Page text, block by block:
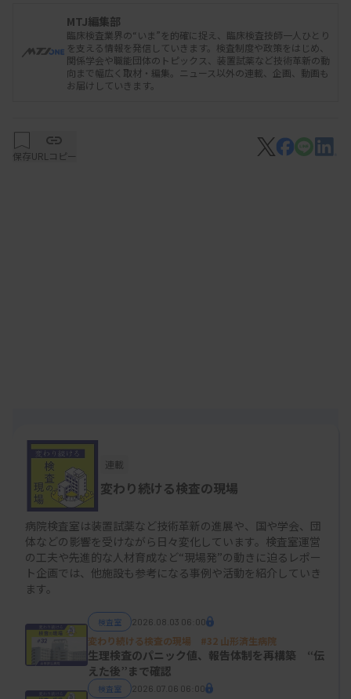
り、通称「K-CHAP」。ケチャップと読む。会長を
熊本大学大学院循環器内科学の辻田賢一教授、副会
長を県臨床検査技師会の田中信次会長らが務め、済
生会熊本病院や熊本赤十字病院などの中核病院を含
む主要な病院が協力する。長く県内の心エコー検査
を牽引してきた医師が顧問を務めており、県内医療
機関を挙げてのプロジェクトとなっている。
MTJ編集部
臨床検査業界の“いま”を的確に捉え、臨床検査技師一人ひとり
を支える情報を発信していきます。検査制度や政策をはじめ、
関係学会や職能団体のトピックス、装置試薬など技術革新の動
向まで幅広く取材・編集。ニュース以外の連載、企画、動画も
お届けしていきます。
保存URLコピー
連載
変わり続ける検査の現場
病院検査室は装置試薬など技術革新の進展や、国や学会、団
体などの影響を受けながら日々変化しています。検査室運営
の工夫や先進的な人材育成など“現場発”の動きに迫るレポー
ト企画では、他施設も参考になる事例や活動を紹介していき
ます。
検査室 2026.08.03 06:00
変わり続ける検査の現場 #32 山形済生病院
生理検査のパニック値、報告体制を再構築 “伝
えた後”まで確認
検査室 2026.07.06 06:00